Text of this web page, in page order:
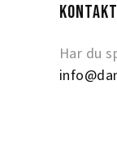
Har du